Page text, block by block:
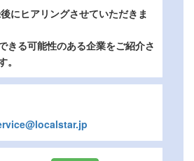
にヒアリングさせていただきま
きる可能性のある企業をご紹介さ